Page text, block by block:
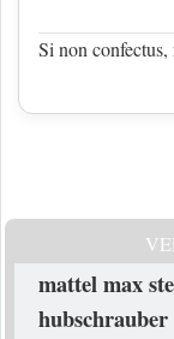
Si non
mattel max
hubschrauber